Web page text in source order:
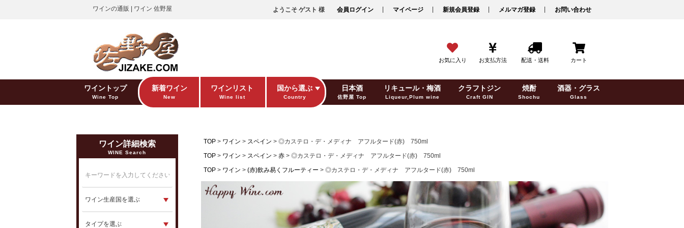
ワインの通販 | ワイン 佐野屋 ようこそ ゲスト 様 会員ログイン マイページ 新規会員登録 メルマガ登録 お問い合わせ
お気に入り お支払方法 配送・送料 カート
ワイントップ
Wine Top
新着ワイン
New
ワインリスト
Wine list
国から選ぶ
Country
日本酒
佐野屋 Top
リキュール・梅酒
Liqueur,Plum wine
クラフトジン
Craft GIN
焼酎
Shochu
酒器・グラス
Glass
ワイン詳細検索
WINE Search
TOP ワイン スペイン
◎カステロ・デ・メディナ アフルタード(赤) 750ml
TOP
ワイン スペイン 赤
◎カステロ・デ・メディナ アフルタード(赤) 750ml
TOP
ワイン (赤)飲み易くフルーティー ◎カステロ・デ・メディナ アフルタード(赤) 750ml